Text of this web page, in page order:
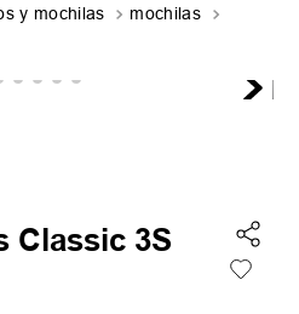
y mochilas
mochilas
Classic 3S